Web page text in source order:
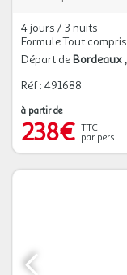
4 jours / 3 nuits
Formule Tout compris
Départ de Bordeaux
Réf : 491688
à partir de
238€ TTC
par pers.